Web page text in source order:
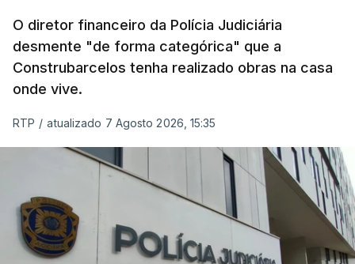
O diretor financeiro da Polícia Judiciária
desmente "de forma categórica" que a
Construbarcelos tenha realizado obras na casa
onde vive.
RTP / atualizado 7 Agosto 2026, 15:35